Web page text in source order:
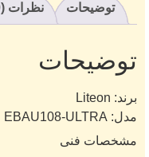
توضیحات نظرات (0)
توضیحات
برند: Liteon
مدل: EBAU108-ULTRA
مشخصات فنی